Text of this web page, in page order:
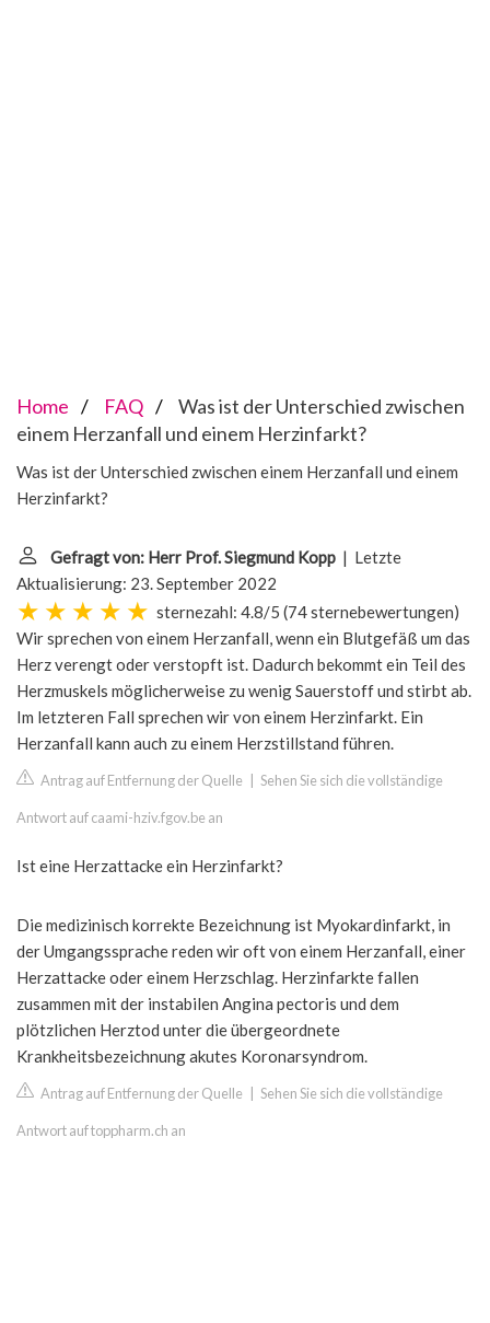
Home FAQ
Was ist der Unterschied zwischen
einem Herzanfall und einem Herzinfarkt?
Was ist der Unterschied zwischen einem Herzanfall und einem
Herzinfarkt?
Gefragt von: Herr Prof. Siegmund Kopp | Letzte
Aktualisierung: 23. September 2022
sternezahl: 4.8/5 (74 sternebewertungen)
Wir sprechen von einem Herzanfall, wenn ein Blutgefäß um das
Herz verengt oder verstopft ist. Dadurch bekommt ein Teil des
Herzmuskels möglicherweise zu wenig Sauerstoff und stirbt ab.
Im letzteren Fall sprechen wir von einem Herzinfarkt. Ein
Herzanfall kann auch zu einem Herzstillstand führen.
Antrag auf Entfernung der Quelle Sehen Sie sich die vollständige
Antwort auf caami-hziv.fgov.be an
Ist eine Herzattacke ein Herzinfarkt?
Die medizinisch korrekte Bezeichnung ist Myokardinfarkt, in
der Umgangssprache reden wir oft von einem Herzanfall, einer
Herzattacke oder einem Herzschlag. Herzinfarkte fallen
zusammen mit der instabilen Angina pectoris und dem
plötzlichen Herztod unter die übergeordnete
Krankheitsbezeichnung akutes Koronarsyndrom.
Antrag auf Entfernung der Quelle Sehen Sie sich die vollständige
Antwort auf toppharm.ch an